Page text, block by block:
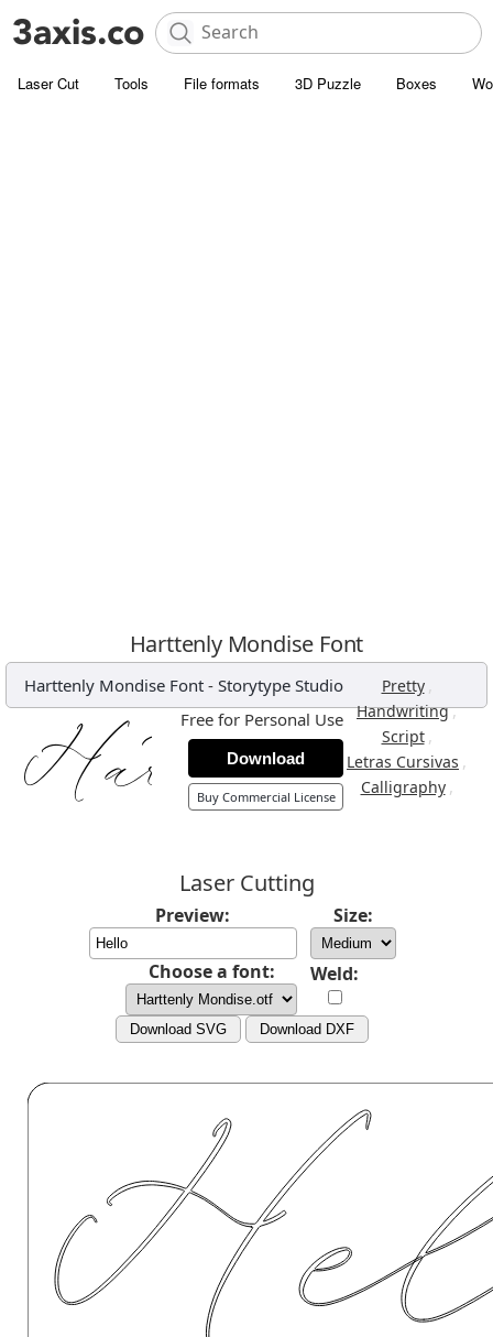
Laser Cut Tools File formats 3D Puzzle Boxes
Harttenly Mondise Font
Harttenly Mondise Font- Storytype Studio Pretty ,
Handwriting,
Script ,
Letras Cursivas ,
Calligraphy ,
Free for Personal Use
Download
Buy Commercial License
Laser Cutting
Preview: Size:
Choose a font: Weld:
Download SVG Download DXF